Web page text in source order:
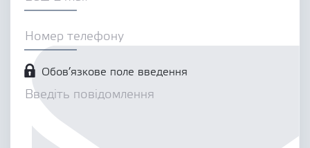
Обов’язкове поле введення